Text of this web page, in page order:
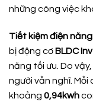
những công việc
Tiết kiệm điện
bị động cơ BLDC
năng tối ưu. Do
người vẫn nghĩ.
khoảng 0,94kwh